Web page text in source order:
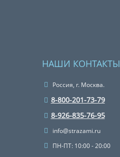
НАШИ КОНТАКТЫ
Россия, г. Москва.
8-800-201-73-79
8-926-835-76-95
info@strazami.ru
ПН-ПТ: 10:00 - 20:00